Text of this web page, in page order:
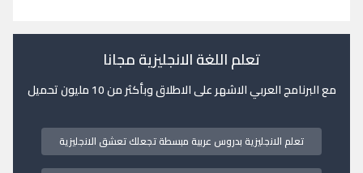
تعلم اللغة الانجليزية مجانا
مع البرنامج العربي الاشهر على الاطلاق وبأكثر من 10 مليون تحميل
تعلم الانجليزية بدروس عربية مبسطة تجعلك تعشق الانجليزية